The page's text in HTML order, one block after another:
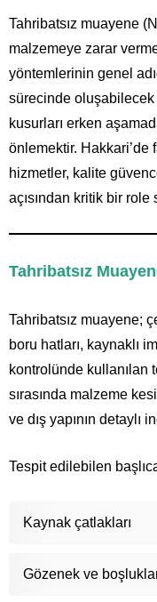
Tahribatsız muayene
malzemeye zarar
yöntemlerinin genel
sürecinde
kusurları erken
önlemektir.
hizmetler, kalite
açısından kritik bir role
Tahribatsız
Tahribatsız muayene;
boru hatları, kaynaklı
kontrolünde kullanılan
sırasında malzeme
ve dış yapının detaylı
Tespit edilebilen
Kaynak çatlakları
Gözenek ve